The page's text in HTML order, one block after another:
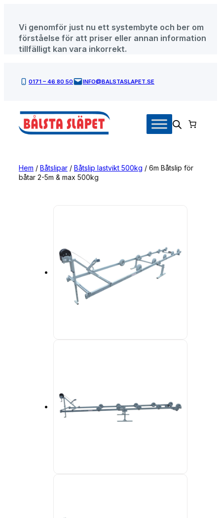
innehåll
Vi genomför just nu ett systembyte och ber om
förståelse för att priser eller annan information
tillfälligt kan vara inkorrekt.
0171 – 46 80 50 INFO@BALSTASLAPET.SE
Hem / Båtslipar / Båtslip lastvikt 500kg / 6m Båtslip för
båtar 2-5m & max 500kg